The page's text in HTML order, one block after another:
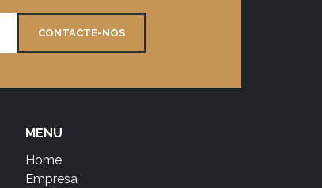
CONTACTE-NOS
MENU
Home
Empresa